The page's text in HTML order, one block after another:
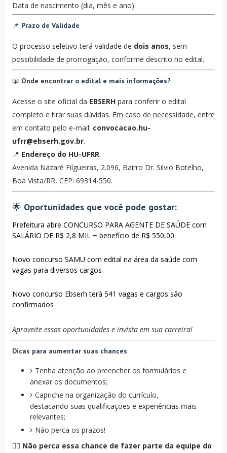
Data de nascimento (dia, mês e ano).
📌 Prazo de Validade
O processo seletivo terá validade de dois anos, sem
possibilidade de prorrogação, conforme descrito no edital.
📖 Onde encontrar o edital e mais informações?
Acesse o site oficial da EBSERHpara conferir o edital
completo e tirar suas dúvidas. Em caso de necessidade, entre
em contato pelo e-mail: convocacao.hu-
ufrr@ebserh.gov.br.
📍 Endereço do HU-UFRR:
Avenida Nazaré Filgueiras, 2.096, Bairro Dr. Silvio Botelho,
Boa Vista/RR, CEP: 69314-550.
🌟 Oportunidades que você pode gostar:
Prefeitura abre CONCURSO PARA AGENTE DE SAÚDE com
SALÁRIO DE R$ 2,8 MIL + benefício de R$ 550,00
Novo concurso SAMU com edital na área da saúde com
vagas para diversos cargos
Novo concurso Ebserh terá 541 vagas e cargos são
confirmados​
Aproveite essas oportunidades e invista em sua carreira!
Dicas para aumentar suas chances
Tenha atenção ao preencher os formulários e
anexar os documentos;
Capriche na organização do currículo,
destacando suas qualificações e experiências mais
relevantes;
Não perca os prazos!
👨‍⚕️ Não perca essa chance de fazer parte da equipe do